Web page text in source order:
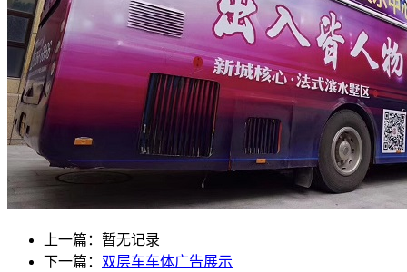
上一篇：暂无记录
下一篇： 双层车车体广告展示